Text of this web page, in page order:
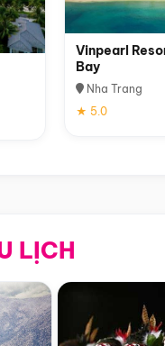
Vinpearl
Bay
Nha Trang
★ 5.0
LỊCH